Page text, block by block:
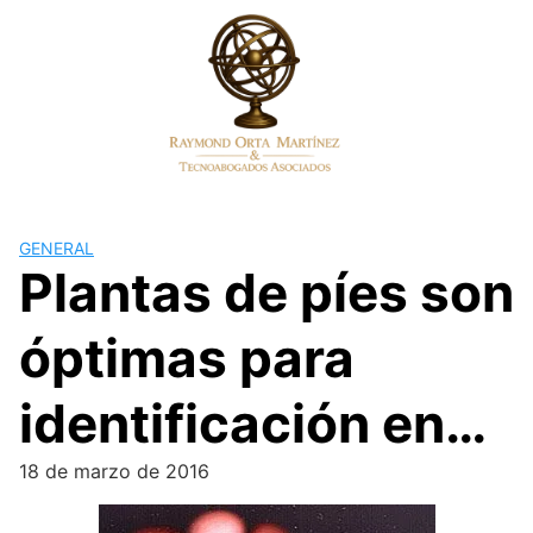
GENERAL
Plantas de píes son
óptimas para
identificación en…
18 de marzo de 2016